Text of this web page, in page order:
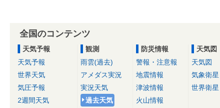
全国のコンテンツ
天気予報
天気予報
世界天気
気圧予報
2週間天気
観測
雨雲(過去)
アメダス実況
実況天気
過去天気
防災情報
警報・注意報
地震情報
津波情報
火山情報
天気図
天気図
気象衛星
世界衛星